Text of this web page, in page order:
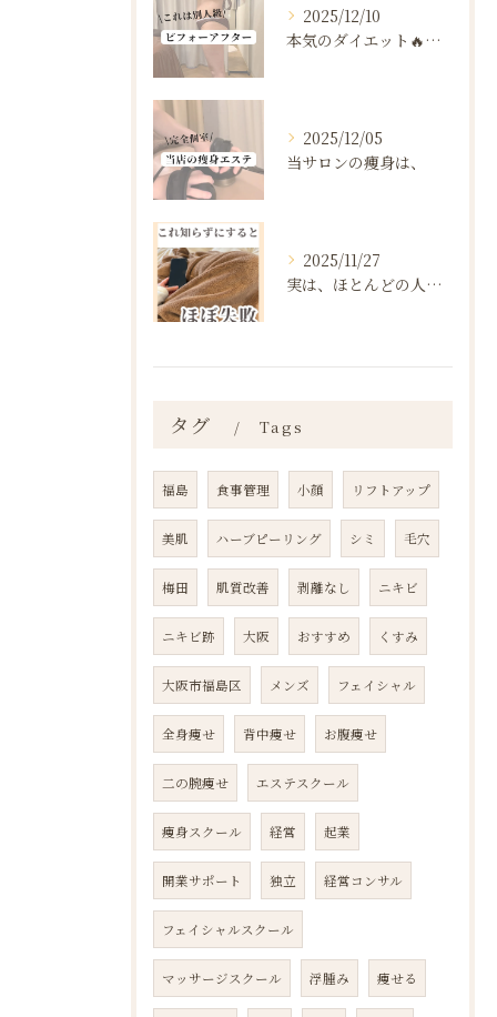
2025/12/10
本気のダイエット🔥🔥🔥
2025/12/05
当サロンの痩身は、
2025/11/27
実は、ほとんどの人は“ダイエットを始める前の段階”で失敗が確...
タグ Tags
福島 食事管理 小顔 リフトアップ
美肌 ハーブピーリング シミ 毛穴
梅田 肌質改善 剥離なし ニキビ
ニキビ跡 大阪 おすすめ くすみ
大阪市福島区 メンズ フェイシャル
全身痩せ 背中痩せ お腹痩せ
二の腕痩せ エステスクール
痩身スクール 経営 起業
開業サポート 独立 経営コンサル
フェイシャルスクール
マッサージスクール 浮腫み 痩せる